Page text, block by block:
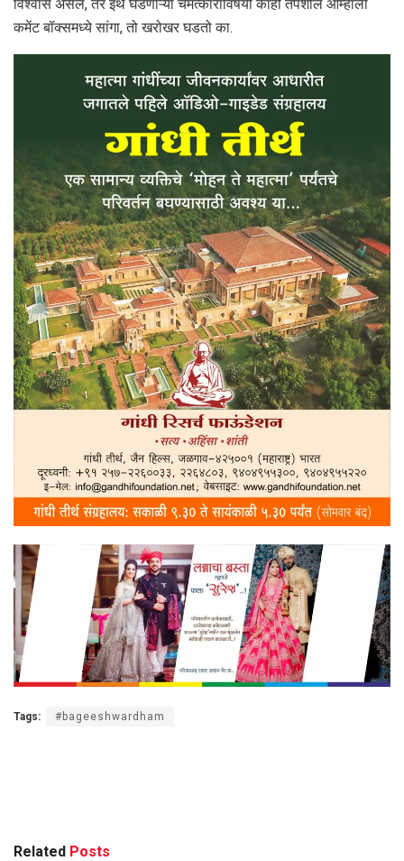
विश्वास असेल, तर इथे घडणाऱ्या चमत्काराविषयी काही तपशील आम्हाला
कमेंट बॉक्समध्ये सांगा, तो खरोखर घडतो का.
Tags: #bageeshwardham
Related Posts